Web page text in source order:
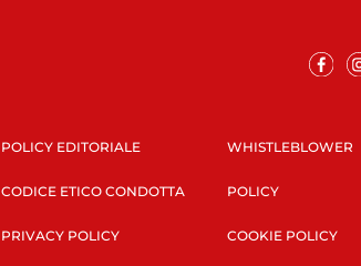
POLICY EDITORIALE
CODICE ETICO CONDOTTA
PRIVACY POLICY
WHISTLEBLOWER
POLICY
COOKIE POLICY